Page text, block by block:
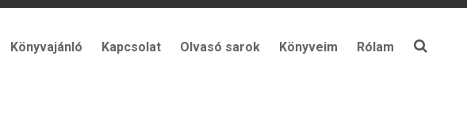
Könyvajánló Kapcsolat Olvasó sarok Könyveim Rólam